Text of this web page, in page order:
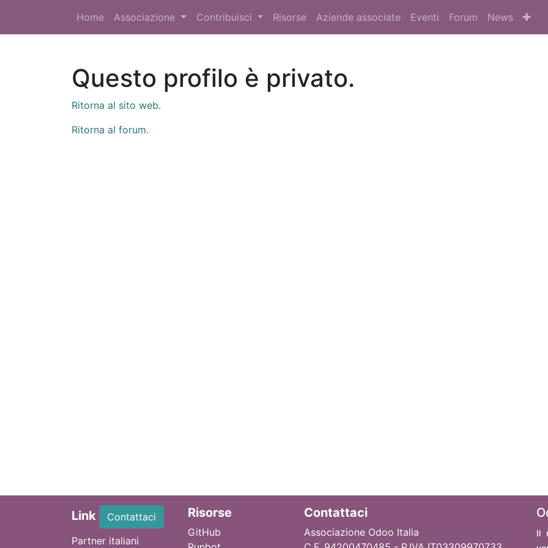
Home Associazione Contribuisci Risorse Aziende associate Eventi Forum News
Questo profilo è privato.
Ritorna al sito web.
Ritorna al forum.
Link
Contattaci
Partner italiani
Risorse
GitHub
Contattaci
Associazione Odoo Italia
Il